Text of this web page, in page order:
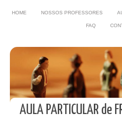
HOME NOSSOS PROFESSORES
FAQ
AULA PARTICULAR de